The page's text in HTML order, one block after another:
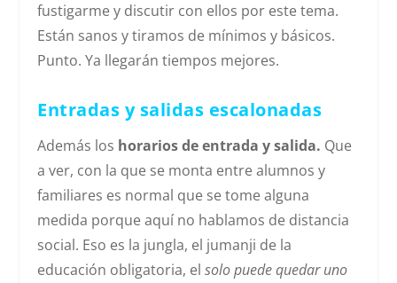
fustigarme y discutir con ellos por este tema.
Están sanos y tiramos de mínimos y básicos.
Punto. Ya llegarán tiempos mejores.
Entradas y salidas escalonadas
Además los horarios de entrada y salida. Que
a ver, con la que se monta entre alumnos y
familiares es normal que se tome alguna
medida porque aquí no hablamos de distancia
social. Eso es la jungla, el jumanji de la
educación obligatoria, elsolo puede quedar uno